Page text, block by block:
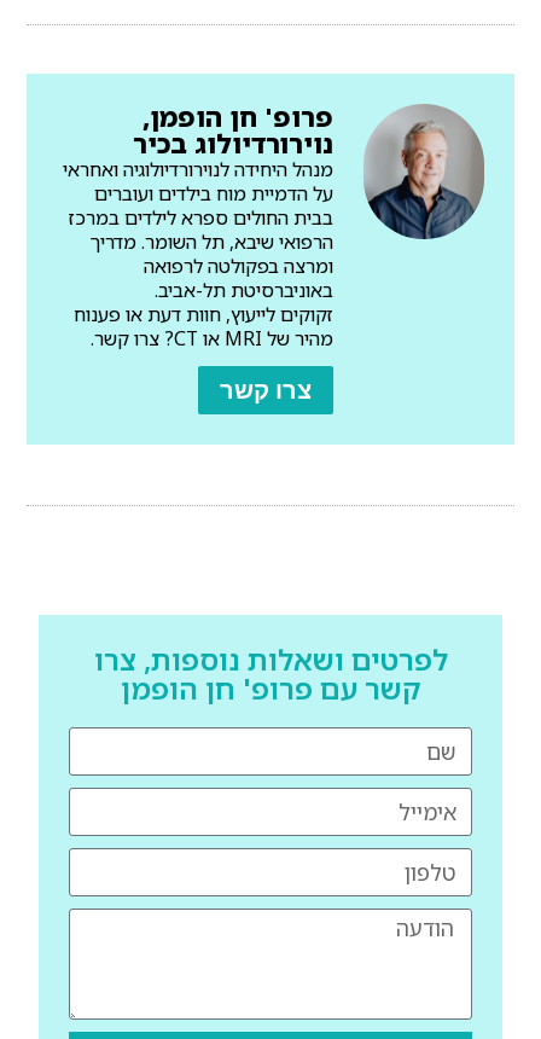
פרופ' חן הופמן,
נוירורדיולוג בכיר
מנהל היחידה לנוירורדיולוגיה ואחראי
על הדמיית מוח בילדים ועוברים
בבית החולים ספרא לילדים במרכז
הרפואי שיבא, תל השומר. מדריך
ומרצה בפקולטה לרפואה
באוניברסיטת תל-אביב.
זקוקים לייעוץ, חוות דעת או פענוח
מהיר של MRI או CT? צרו קשר.
צרו קשר
לפרטים ושאלות נוספות, צרו
קשר עם פרופ' חן הופמן